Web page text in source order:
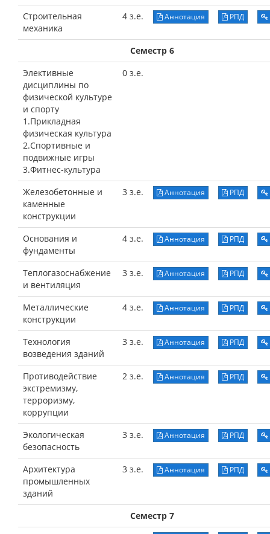
Строительная
механика
4 з.е. Аннотация РПД
Семестр 6
Элективные
дисциплины по
физической культуре
и спорту
1.Прикладная
физическая культура
2.Спортивные и
подвижные игры
3.Фитнес-культура
0 з.е.
Железобетонные и
каменные
конструкции
3 з.е. Аннотация РПД
Основания и
фундаменты
4 з.е. Аннотация РПД
Теплогазоснабжение
и вентиляция
3 з.е. Аннотация РПД
Металлические
конструкции
4 з.е. Аннотация РПД
Технология
возведения зданий
3 з.е. Аннотация РПД
Противодействие
экстремизму,
терроризму,
коррупции
2 з.е. Аннотация РПД
Экологическая
безопасность
3 з.е. Аннотация РПД
Архитектура
промышленных
зданий
3 з.е. Аннотация РПД
Семестр 7